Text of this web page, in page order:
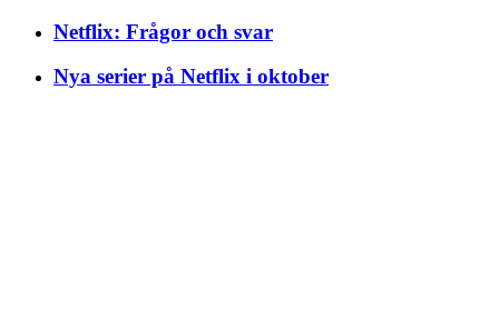
Netflix: Frågor och svar
Nya serier på Netflix i oktober